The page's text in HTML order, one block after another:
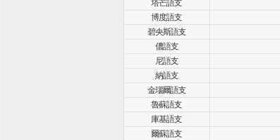
塔芒語支
博度語支
碧央斯語支
儂語支
尼語支
納語支
金瑙爾語支
魯蘇語支
庫基語支
爾蘇語支